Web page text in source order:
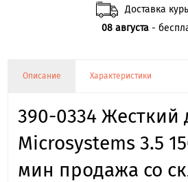
Доставка
08 августа -
Описание Характеристики
390-0334 Жесткий
Microsystems 3.5
мин продажа со